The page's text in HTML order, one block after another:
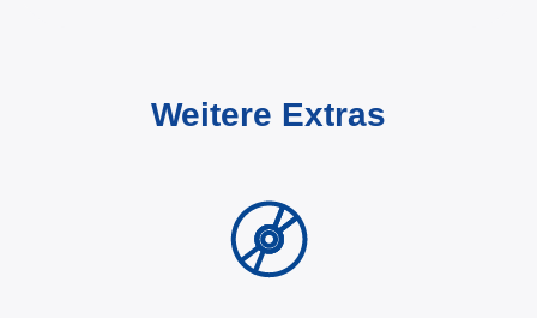
Weitere Extras